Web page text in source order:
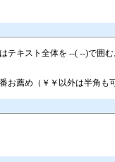
キスト全体を --( --)で
薦め（￥￥以外は半角も